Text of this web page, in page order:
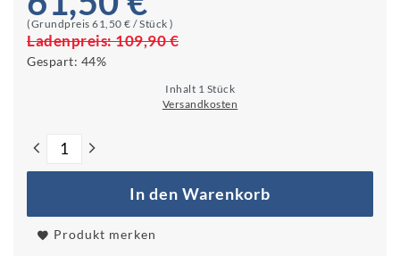
(Grundpreis 61,50 € / Stück )
Ladenpreis:109,90 €
Gespart: 44%
Inhalt 1 Stück
Versandkosten
In den Warenkorb
Produkt merken